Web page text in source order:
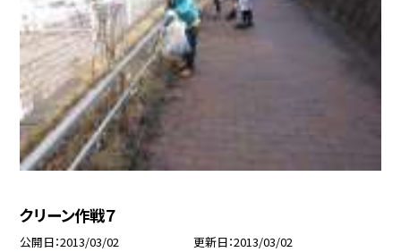
クリーン作戦７
公開日 2013/03/02 更新日 2013/03/02